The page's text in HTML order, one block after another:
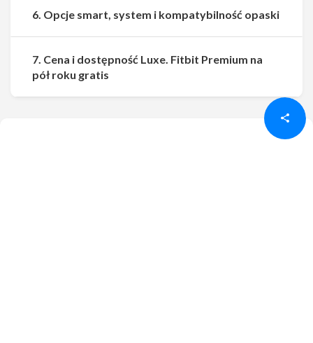
Udostępnij
6. Opcje smart, system i kompatybilność opaski
7. Cena i dostępność Luxe. Fitbit Premium na
pół roku gratis